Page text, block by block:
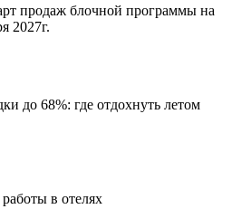
продаж блочной программы на
2027г.
до 68%: где отдохнуть летом
в отелях